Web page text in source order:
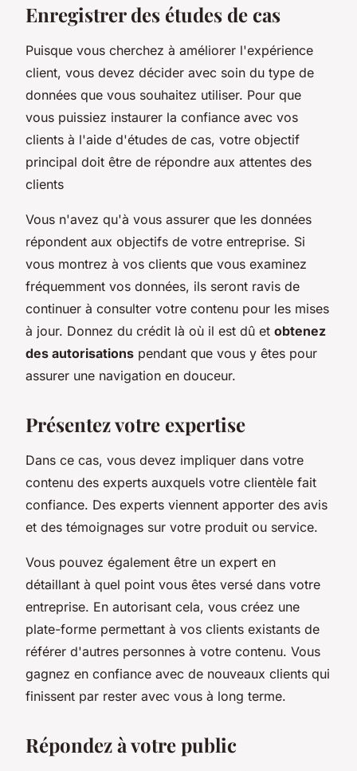
Enregistrer des études de cas
Puisque vous cherchez à améliorer l'expérience
client, vous devez décider avec soin du type de
données que vous souhaitez utiliser. Pour que
vous puissiez instaurer la confiance avec vos
clients à l'aide d'études de cas, votre objectif
principal doit être de répondre aux attentes des
clients
Vous n'avez qu'à vous assurer que les données
répondent aux objectifs de votre entreprise. Si
vous montrez à vos clients que vous examinez
fréquemment vos données, ils seront ravis de
continuer à consulter votre contenu pour les mises
à jour. Donnez du crédit là où il est dû et obtenez
des autorisations pendant que vous y êtes pour
assurer une navigation en douceur.
Présentez votre expertise
Dans ce cas, vous devez impliquer dans votre
contenu des experts auxquels votre clientèle fait
confiance. Des experts viennent apporter des avis
et des témoignages sur votre produit ou service.
Vous pouvez également être un expert en
détaillant à quel point vous êtes versé dans votre
entreprise. En autorisant cela, vous créez une
plate-forme permettant à vos clients existants de
référer d'autres personnes à votre contenu. Vous
gagnez en confiance avec de nouveaux clients qui
finissent par rester avec vous à long terme.
Répondez à votre public